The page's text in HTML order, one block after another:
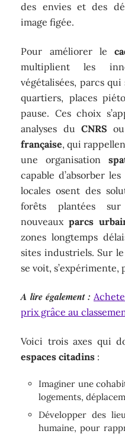
des envies et des
image figée.
Pour améliorer le
multiplient les
végétalisées, parcs
quartiers, places
pause. Ces choix
analyses du CNRS
française, qui
une organisation
capable d’absorber
locales osent des
forêts plantées sur
nouveauxparcs
zones longtemps
sites industriels. Sur
se voit, s’expérimente,
A lire également :
prix grâce au
Voici trois axes qui
espaces citadins :
Imaginer une
logements,
Développer des
humaine, pour